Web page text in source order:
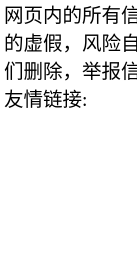
网页内的所有
的虚假，风险
们删除，举报
友情链接: